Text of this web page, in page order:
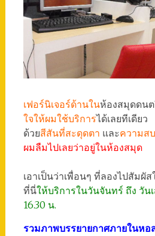
เฟอร์นิเจอร์ด้านในห้องสมุดดน
ใจให้ผมใช้บริการได้เลยทีเดียว
ด้วยสีสันที่สะดุดตา และความส
ผมลืมไปเลยว่าอยู่ในห้องสมุด
เอาเป็นว่าเพื่อนๆ ที่ลองไปสัมผั
ที่นี่ให้บริการในวันจันทร์ ถึง วัน
16.30 น.
รวมภาพบรรยายกาศภายในห